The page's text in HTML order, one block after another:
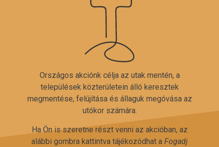
Országos akciónk célja az utak mentén, a
települések közterületein álló keresztek
megmentése, felújítása és állaguk megóvása az
utókor számára.
Ha Ön is szeretne részt venni az akcióban, az
alábbi gombra kattintva tájékozódhat a Fogadj